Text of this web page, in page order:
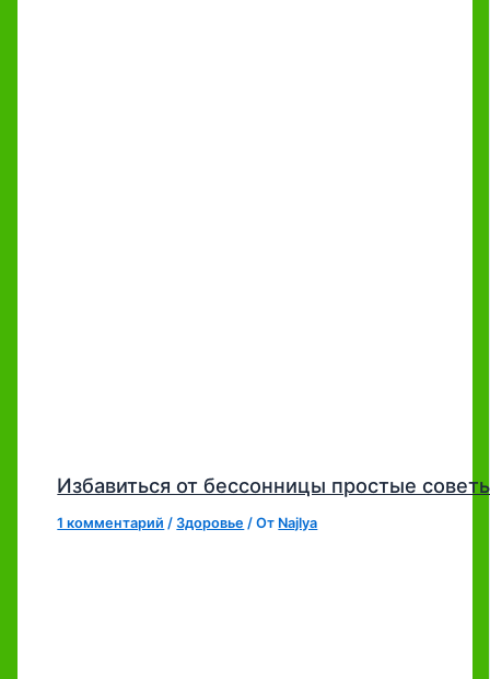
Избавиться от бессонницы простые
1 комментарий /Здоровье / От Najlya